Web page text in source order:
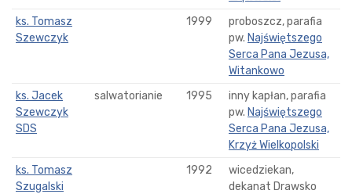
ks. Tomasz
Szewczyk
1999
proboszcz, parafia
pw. Najświętszego
Serca Pana Jezusa,
Witankowo
ks. Jacek
Szewczyk
SDS
salwatorianie 1995
inny kapłan, parafia
pw. Najświętszego
Serca Pana Jezusa,
Krzyż Wielkopolski
ks. Tomasz
Szugalski
1992
wicedziekan,
dekanat Drawsko